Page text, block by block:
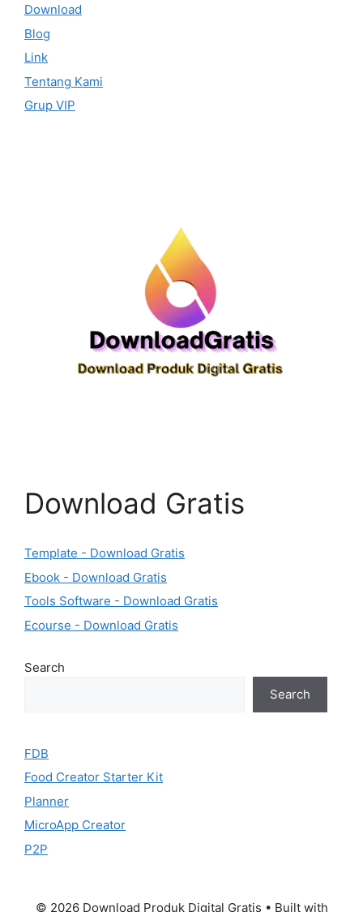
Download
Blog
Link
Tentang Kami
Grup VIP
Download Gratis
Template - Download Gratis
Ebook - Download Gratis
Tools Software - Download Gratis
Ecourse - Download Gratis
Search
Search
FDB
Food Creator Starter Kit
Planner
MicroApp Creator
P2P
© 2026 Download Produk Digital Gratis • Built with